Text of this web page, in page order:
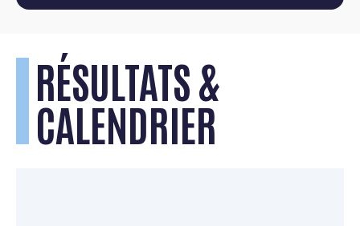
RÉSULTATS &
CALENDRIER